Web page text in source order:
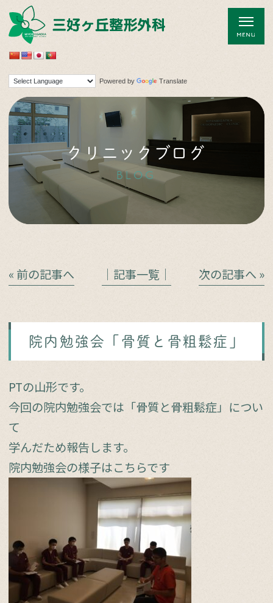
Powered by Translate
クリニックブログ
BLOG
« 前の記事へ │記事一覧│ 次の記事へ »
院内勉強会「骨質と骨粗鬆症」
PTの山形です。
今回の院内勉強会では「骨質と骨粗鬆症」につい
て
学んだため報告します。
院内勉強会の様子はこちらです